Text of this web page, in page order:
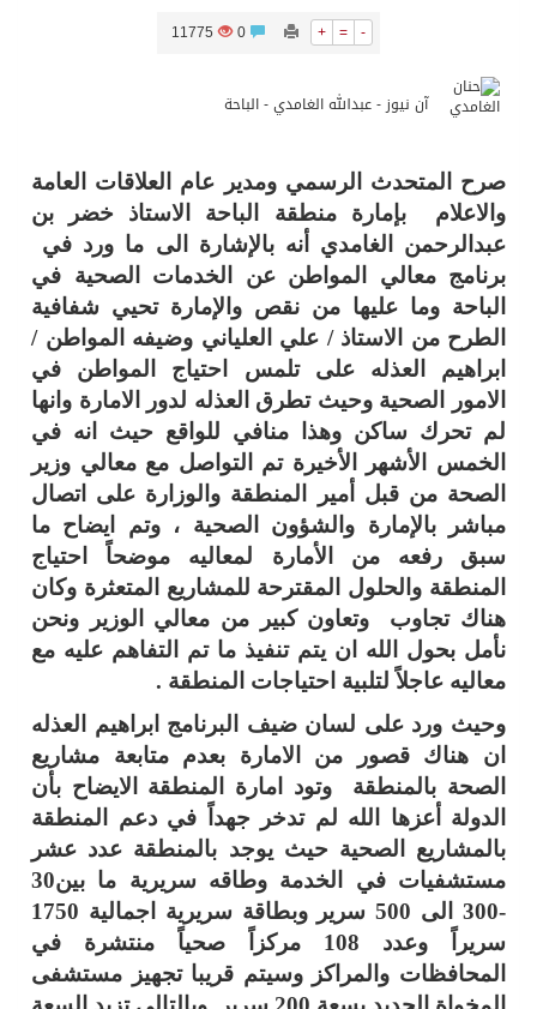
+ = -
11775
آن نيوز - عبدالله الغامدي - الباحة
صرح المتحدث الرسمي ومدير عام العلاقات العامة
والاعلام بإمارة منطقة الباحة الاستاذ خضر بن
عبدالرحمن الغامدي أنه بالإشارة الى ما ورد في
برنامج معالي المواطن عن الخدمات الصحية في
الباحة وما عليها من نقص والإمارة تحيي شفافية
الطرح من الاستاذ / علي العلياني وضيفه المواطن /
ابراهيم العذله على تلمس احتياج المواطن في
الامور الصحية وحيث تطرق العذله لدور الامارة وانها
لم تحرك ساكن وهذا منافي للواقع حيث انه في
الخمس الأشهر الأخيرة تم التواصل مع معالي وزير
الصحة من قبل أمير المنطقة والوزارة على اتصال
مباشر بالإمارة والشؤون الصحية ، وتم ايضاح ما
سبق رفعه من الأمارة لمعاليه موضحاً احتياج
المنطقة والحلول المقترحة للمشاريع المتعثرة وكان
هناك تجاوب وتعاون كبير من معالي الوزير ونحن
نأمل بحول الله ان يتم تنفيذ ما تم التفاهم عليه مع
معاليه عاجلاً لتلبية احتياجات المنطقة .
وحيث ورد على لسان ضيف البرنامج ابراهيم العذله
ان هناك قصور من الامارة بعدم متابعة مشاريع
الصحة بالمنطقة وتود امارة المنطقة الايضاح بأن
الدولة أعزها الله لم تدخر جهداً في دعم المنطقة
بالمشاريع الصحية حيث يوجد بالمنطقة عدد عشر
مستشفيات في الخدمة وطاقه سريرية ما بين30
-300 الى 500 سرير وبطاقة سريرية اجمالية 1750
سريراً وعدد 108 مركزاً صحياً منتشرة في
المحافظات والمراكز وسيتم قريبا تجهيز مستشفى